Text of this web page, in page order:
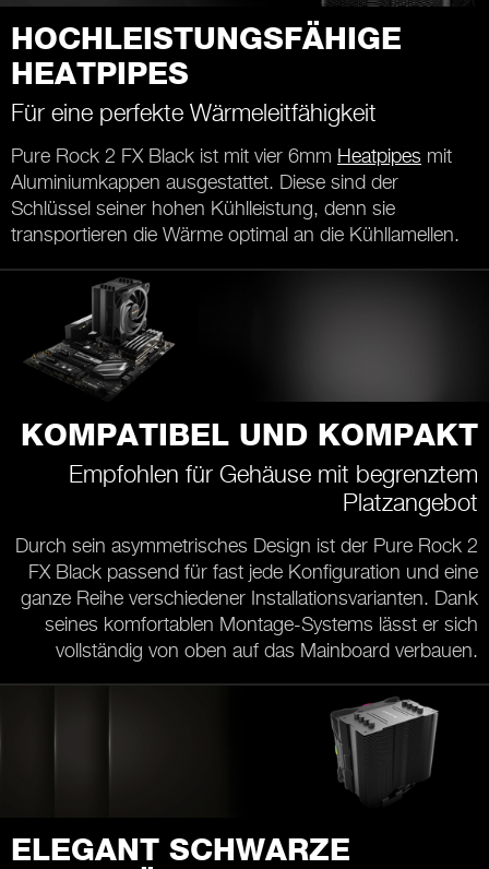
HOCHLEISTUNGSFÄHIGE
HEATPIPES
Für eine perfekte Wärmeleitfähigkeit
Pure Rock 2 FX Black ist mit vier 6mm Heatpipes mit
Aluminiumkappen ausgestattet. Diese sind der
Schlüssel seiner hohen Kühlleistung, denn sie
transportieren die Wärme optimal an die Kühllamellen.
KOMPATIBEL UND KOMPAKT
Empfohlen für Gehäuse mit begrenztem
Platzangebot
Durch sein asymmetrisches Design ist der Pure Rock 2
FX Black passend für fast jede Konfiguration und eine
ganze Reihe verschiedener Installationsvarianten. Dank
seines komfortablen Montage-Systems lässt er sich
vollständig von oben auf das Mainboard verbauen.
ELEGANT SCHWARZE